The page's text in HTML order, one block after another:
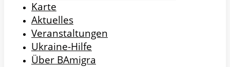
Karte
Aktuelles
Veranstaltungen
Ukraine-Hilfe
Über BAmigra